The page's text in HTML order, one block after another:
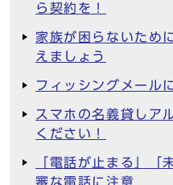
ら契約を！
家族が困らないため
えましょう
フィッシングメール
スマホの名義貸しア
ください！
「電話が止まる」「
審な電話に注意